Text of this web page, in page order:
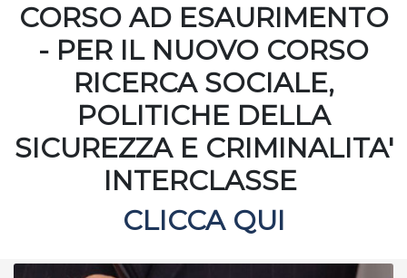
CORSO AD ESAURIMENTO
- PER IL NUOVO CORSO
RICERCA SOCIALE,
POLITICHE DELLA
SICUREZZA E CRIMINALITA'
INTERCLASSE
CLICCA QUI